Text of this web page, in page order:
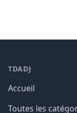
TDADJ
Accueil
Toutes les